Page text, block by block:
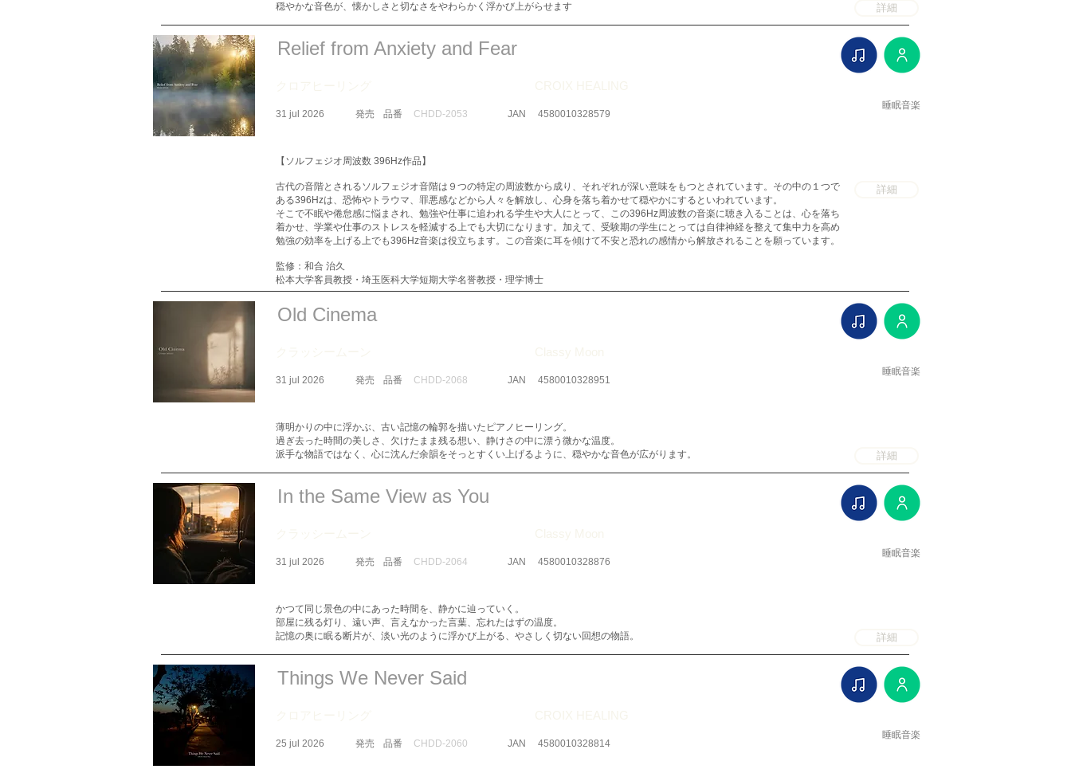
穏やかな音色が、懐かしさと切なさをやわらかく浮かび上がらせます
詳細
Relief from Anxiety and Fear
31 jul 2026 ​発売 品番 CHDD-2053 JAN 4580010328579
睡眠音楽
【ソルフェジオ周波数 396Hz作品】
古代の音階とされるソルフェジオ音階は９つの特定の周波数から成り、それぞれが深い意味をもつとされています。その中の１つで
ある396Hzは、恐怖やトラウマ、罪悪感などから人々を解放し、心身を落ち着かせて穏やかにするといわれています。
そこで不眠や倦怠感に悩まされ、勉強や仕事に追われる学生や大人にとって、この396Hz周波数の音楽に聴き入ることは、心を落ち
着かせ、学業や仕事のストレスを軽減する上でも大切になります。加えて、受験期の学生にとっては自律神経を整えて集中力を高め
勉強の効率を上げる上でも396Hz音楽は役立ちます。この音楽に耳を傾けて不安と恐れの感情から解放されることを願っています。
監修：和合 治久
松本大学客員教授・埼玉医科大学短期大学名誉教授・理学博士
詳細
Old Cinema
31 jul 2026 ​発売 品番 CHDD-2068 JAN 4580010328951
睡眠音楽
薄明かりの中に浮かぶ、古い記憶の輪郭を描いたピアノヒーリング。
過ぎ去った時間の美しさ、欠けたまま残る想い、静けさの中に漂う微かな温度。
派手な物語ではなく、心に沈んだ余韻をそっとすくい上げるように、穏やかな音色が広がります。
詳細
In the Same View as You
31 jul 2026 ​発売 品番 CHDD-2064 JAN 4580010328876
睡眠音楽
かつて同じ景色の中にあった時間を、静かに辿っていく。
部屋に残る灯り、遠い声、言えなかった言葉、忘れたはずの温度。
記憶の奥に眠る断片が、淡い光のように浮かび上がる、やさしく切ない回想の物語。
詳細
Things We Never Said
25 jul 2026 ​発売 品番 CHDD-2060 JAN 4580010328814
睡眠音楽